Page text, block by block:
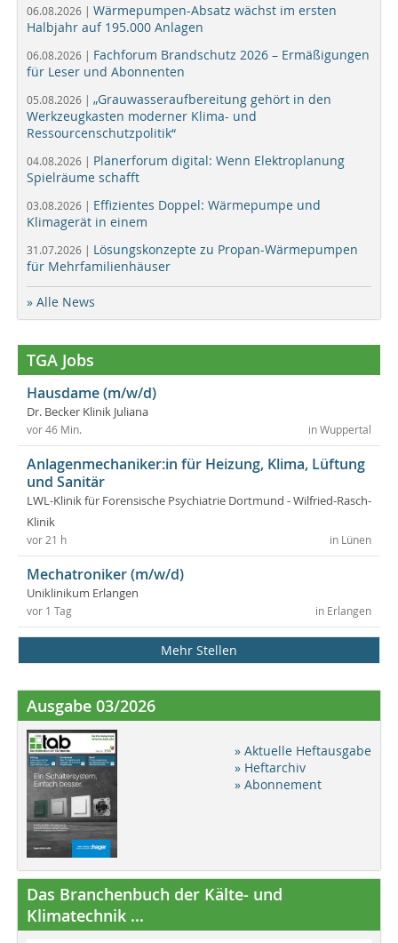
06.08.2026 | Wärmepumpen-Absatz wächst im ersten
Halbjahr auf 195.000 Anlagen
06.08.2026 | Fachforum Brandschutz 2026 – Ermäßigungen
für Leser und Abonnenten
05.08.2026 | „Grauwasseraufbereitung gehört in den
Werkzeugkasten moderner Klima- und
Ressourcenschutzpolitik“
04.08.2026 | Planerforum digital: Wenn Elektroplanung
Spielräume schafft
03.08.2026 | Effizientes Doppel: Wärmepumpe und
Klimagerät in einem
31.07.2026 | Lösungskonzepte zu Propan-Wärmepumpen
für Mehrfamilienhäuser
» Alle News
TGA Jobs
Hausdame (m/w/d)
Dr. Becker Klinik Juliana
in Wuppertal
vor 46 Min.
Anlagenmechaniker:in für Heizung, Klima, Lüftung
und Sanitär
LWL-Klinik für Forensische Psychiatrie Dortmund - Wilfried-Rasch-
Klinik
in Lünen
vor 21 h
Mechatroniker (m/w/d)
Uniklinikum Erlangen
in Erlangen
vor 1 Tag
Mehr Stellen
Ausgabe 03/2026
» Aktuelle Heftausgabe
» Heftarchiv
» Abonnement
Das Branchenbuch der Kälte- und
Klimatechnik ...